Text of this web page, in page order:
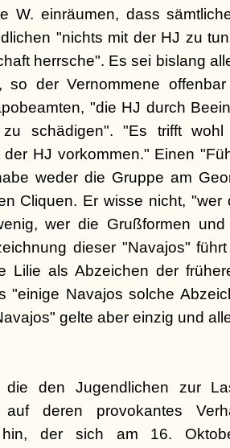
W. einräumen, dass
"nichts mit der HJ zu
herrsche". Es sei bislang
so der Vernommene
"die HJ durch
zu schädigen". "Es trifft
der HJ vorkommen." Einen
weder die Gruppe am
Cliquen. Er wisse nicht, "wer
wer die Grußformen
dieser "Navajos"
Lilie als Abzeichen der
"einige Navajos solche
gelte aber einzig und
den Jugendlichen zur
auf deren provokantes
hin, der sich am 16.